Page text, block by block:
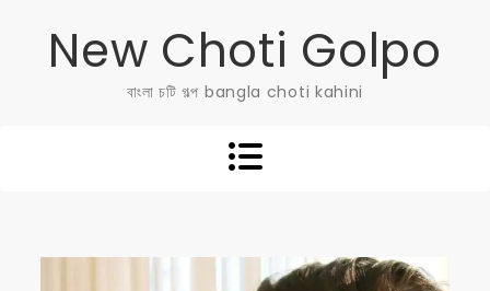
New Choti Golpo
বাংলা চটি গল্প bangla choti kahini